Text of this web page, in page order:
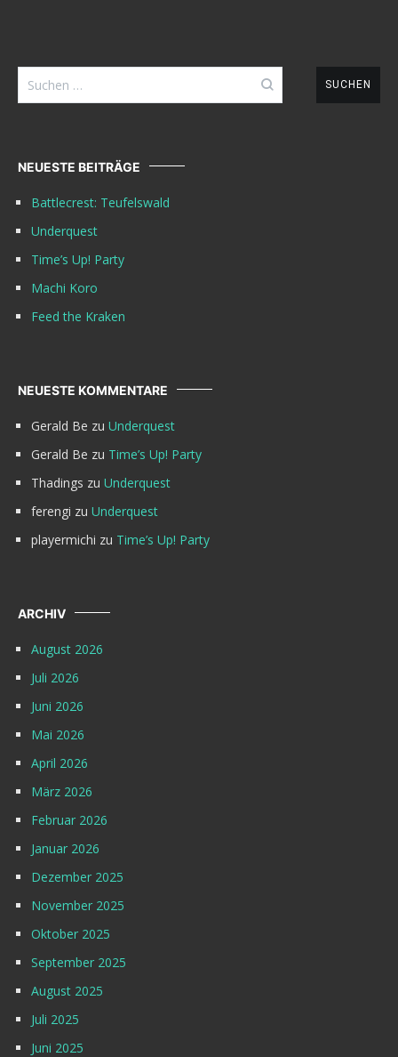
Suchen
nach:
NEUESTE BEITRÄGE
Battlecrest: Teufelswald
Underquest
Time’s Up! Party
Machi Koro
Feed the Kraken
NEUESTE KOMMENTARE
Gerald Be zu Underquest
Gerald Be zu Time’s Up! Party
Thadings zu Underquest
ferengi zu Underquest
playermichi zu Time’s Up! Party
ARCHIV
August 2026
Juli 2026
Juni 2026
Mai 2026
April 2026
März 2026
Februar 2026
Januar 2026
Dezember 2025
November 2025
Oktober 2025
September 2025
August 2025
Juli 2025
Juni 2025